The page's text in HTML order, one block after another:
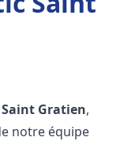
Saint Gratien,
notre équipe